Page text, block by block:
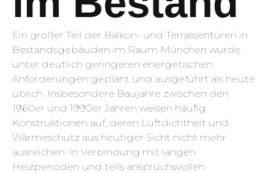
Ein großer Teil der Balkon- und Terrassentüren in
Bestandsgebäuden im Raum München wurde
unter deutlich geringeren energetischen
Anforderungen geplant und ausgeführt als heute
üblich. Insbesondere Baujahre zwischen den
1960er und 1990er Jahren weisen häufig
Konstruktionen auf, deren Luftdichtheit und
Wärmeschutz aus heutiger Sicht nicht mehr
ausreichen. In Verbindung mit langen
Heizperioden und teils anspruchsvollen